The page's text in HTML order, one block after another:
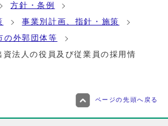
方針・条例
事業別計画、指針・施策
の外郭団体等
法人の役員及び従業員の採用情
ページの先頭へ戻る